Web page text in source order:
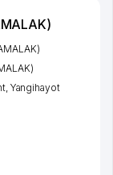
, Yangihayot